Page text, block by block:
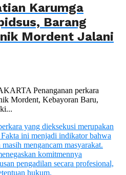
Karumga
Barang
Mordent Jalani
Penanganan perkara
Mordent, Kebayoran Baru,